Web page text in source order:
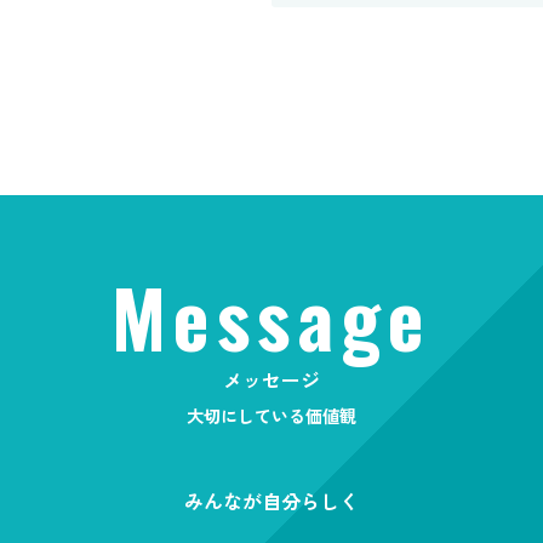
Message
メッセージ
大切にしている価値観
みんなが自分らしく